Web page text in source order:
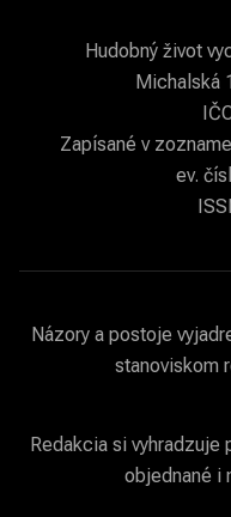
Hudobný život
Michalská
Zapísané v
ev.
Názory a postoje
stanoviskom
Redakcia si
objednané i